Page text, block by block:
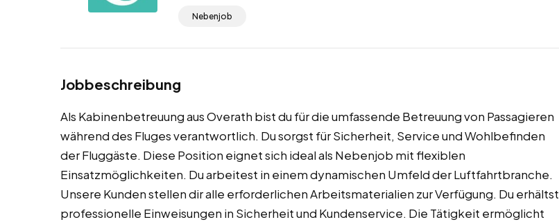
Nebenjob
Jobbeschreibung
Als Kabinenbetreuung aus Overath bist du für die umfassende Betreuung von Passagieren
während des Fluges verantwortlich. Du sorgst für Sicherheit, Service und Wohlbefinden
der Fluggäste. Diese Position eignet sich ideal als Nebenjob mit flexiblen
Einsatzmöglichkeiten. Du arbeitest in einem dynamischen Umfeld der Luftfahrtbranche.
Unsere Kunden stellen dir alle erforderlichen Arbeitsmaterialien zur Verfügung. Du erhältst
professionelle Einweisungen in Sicherheit und Kundenservice. Die Tätigkeit ermöglicht